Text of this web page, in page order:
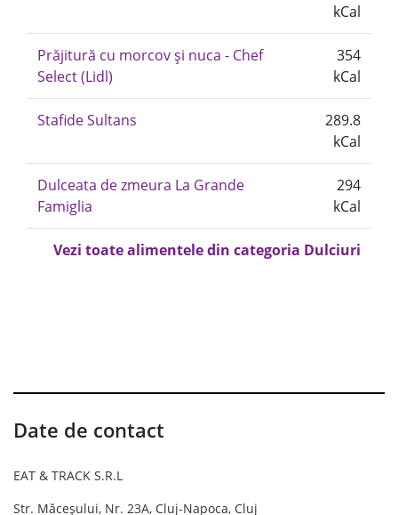
kCal
Prăjitură cu morcov și nuca - Chef
Select (Lidl)
354
kCal
Stafide Sultans
289.8
kCal
Dulceata de zmeura La Grande
Famiglia
294
kCal
Vezi toate alimentele din categoria Dulciuri
Date de contact
EAT & TRACK S.R.L
Str. Măceșului, Nr. 23A, Cluj-Napoca, Cluj